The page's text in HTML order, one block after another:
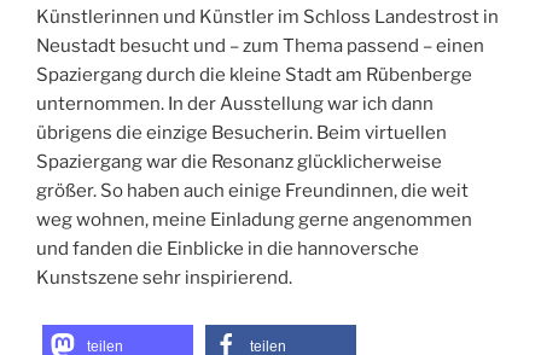
Künstlerinnen und Künstler im Schloss Landestrost in
Neustadt besucht und – zum Thema passend – einen
Spaziergang durch die kleine Stadt am Rübenberge
unternommen. In der Ausstellung war ich dann
übrigens die einzige Besucherin. Beim virtuellen
Spaziergang war die Resonanz glücklicherweise
größer. So haben auch einige Freundinnen, die weit
weg wohnen, meine Einladung gerne angenommen
und fanden die Einblicke in die hannoversche
Kunstszene sehr inspirierend.
teilen teilen